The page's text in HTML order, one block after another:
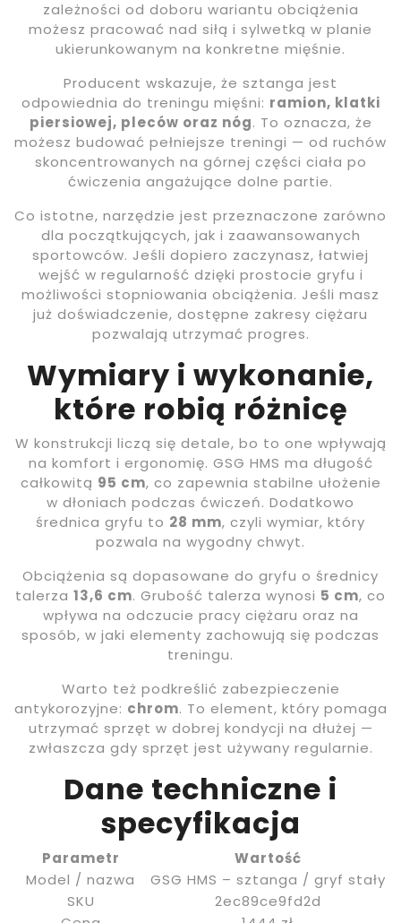
zależności od doboru wariantu obciążenia
możesz pracować nad siłą i sylwetką w planie
ukierunkowanym na konkretne mięśnie.
Producent wskazuje, że sztanga jest
odpowiednia do treningu mięśni: ramion, klatki
piersiowej, pleców oraz nóg. To oznacza, że
możesz budować pełniejsze treningi — od ruchów
skoncentrowanych na górnej części ciała po
ćwiczenia angażujące dolne partie.
Co istotne, narzędzie jest przeznaczone zarówno
dla początkujących, jak i zaawansowanych
sportowców. Jeśli dopiero zaczynasz, łatwiej
wejść w regularność dzięki prostocie gryfu i
możliwości stopniowania obciążenia. Jeśli masz
już doświadczenie, dostępne zakresy ciężaru
pozwalają utrzymać progres.
Wymiary i wykonanie,
które robią różnicę
W konstrukcji liczą się detale, bo to one wpływają
na komfort i ergonomię. GSG HMS ma długość
całkowitą 95 cm, co zapewnia stabilne ułożenie
w dłoniach podczas ćwiczeń. Dodatkowo
średnica gryfu to 28 mm, czyli wymiar, który
pozwala na wygodny chwyt.
Obciążenia są dopasowane do gryfu o średnicy
talerza 13,6 cm. Grubość talerza wynosi 5 cm, co
wpływa na odczucie pracy ciężaru oraz na
sposób, w jaki elementy zachowują się podczas
treningu.
Warto też podkreślić zabezpieczenie
antykorozyjne: chrom. To element, który pomaga
utrzymać sprzęt w dobrej kondycji na dłużej —
zwłaszcza gdy sprzęt jest używany regularnie.
Dane techniczne i
specyfikacja
Parametr
Wartość
Model / nazwa
GSG HMS – sztanga / gryf stały
SKU
2ec89ce9fd2d